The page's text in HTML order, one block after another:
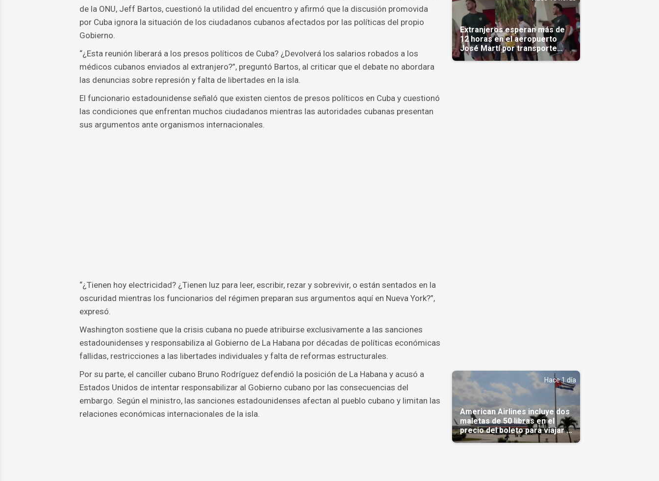
de la ONU, Jeff Bartos, cuestionó la utilidad del encuentro y afirmó que la discusión promovida
por Cuba ignora la situación de los ciudadanos cubanos afectados por las políticas del propio
Gobierno.
“¿Esta reunión liberará a los presos políticos de Cuba? ¿Devolverá los salarios robados a los
médicos cubanos enviados al extranjero?”, preguntó Bartos, al criticar que el debate no abordara
las denuncias sobre represión y falta de libertades en la isla.
El funcionario estadounidense señaló que existen cientos de presos políticos en Cuba y cuestionó
las condiciones que enfrentan muchos ciudadanos mientras las autoridades cubanas presentan
sus argumentos ante organismos internacionales.
“¿Tienen hoy electricidad? ¿Tienen luz para leer, escribir, rezar y sobrevivir, o están sentados en la
oscuridad mientras los funcionarios del régimen preparan sus argumentos aquí en Nueva York?”,
expresó.
Washington sostiene que la crisis cubana no puede atribuirse exclusivamente a las sanciones
estadounidenses y responsabiliza al Gobierno de La Habana por décadas de políticas económicas
fallidas, restricciones a las libertades individuales y falta de reformas estructurales.
Por su parte, el canciller cubano Bruno Rodríguez defendió la posición de La Habana y acusó a
Estados Unidos de intentar responsabilizar al Gobierno cubano por las consecuencias del
embargo. Según el ministro, las sanciones estadounidenses afectan al pueblo cubano y limitan las
relaciones económicas internacionales de la isla.
Extranjeros esperan más de
12 horas en el aeropuerto
José Martí por transporte
reservado semanas
Hace 1 día
American Airlines incluye dos
maletas de 50 libras en el
precio del boleto para viajar a
Cuba en agosto